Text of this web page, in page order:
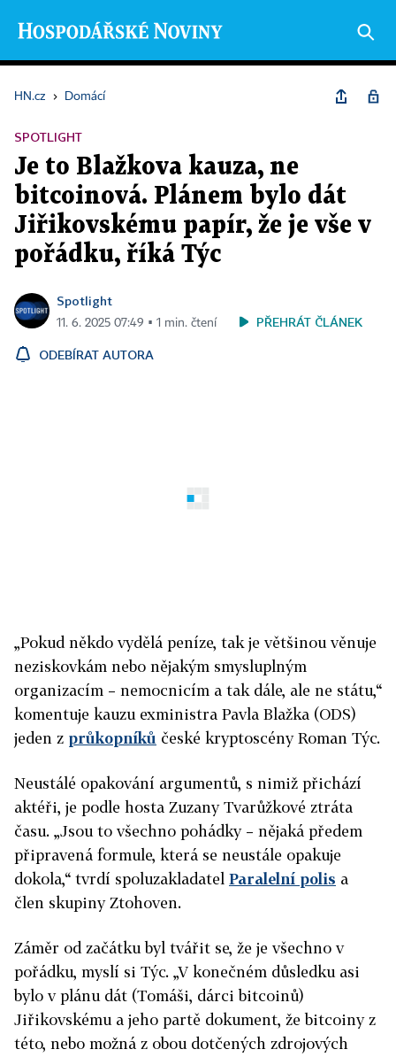
HN.cz › Domácí
SPOTLIGHT
Je to Blažkova kauza, ne
bitcoinová. Plánem bylo dát
Jiřikovskému papír, že je vše v
pořádku, říká Týc
Spotlight
11. 6. 2025 07:49 ▪ 1 min. čtení PŘEHRÁT ČLÁNEK
ODEBÍRAT AUTORA
„Pokud někdo vydělá peníze, tak je většinou věnuje
neziskovkám nebo nějakým smysluplným
organizacím – nemocnicím a tak dále, ale ne státu,“
komentuje kauzu exministra Pavla Blažka (ODS)
jeden z průkopníků české kryptoscény Roman Týc.
Neustálé opakování argumentů, s nimiž přichází
aktéři, je podle hosta Zuzany Tvarůžkové ztráta
času. „Jsou to všechno pohádky – nějaká předem
připravená formule, která se neustále opakuje
dokola,“ tvrdí spoluzakladatel Paralelní polis a
člen skupiny Ztohoven.
Záměr od začátku byl tvářit se, že je všechno v
pořádku, myslí si Týc. „V konečném důsledku asi
bylo v plánu dát (Tomáši, dárci bitcoinů)
Jiřikovskému a jeho partě dokument, že bitcoiny z
této, nebo možná z obou dotčených zdrojových